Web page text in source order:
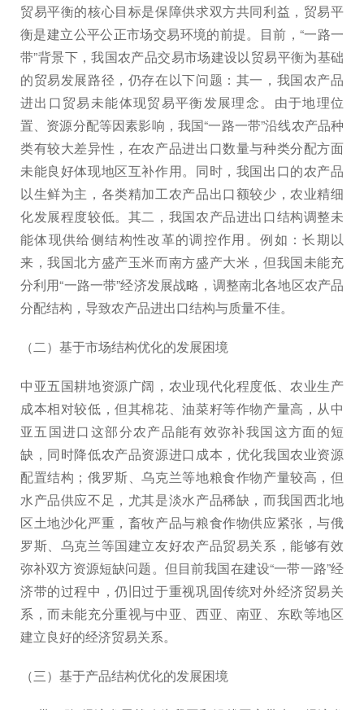
贸易平衡的核心目标是保障供求双方共同利益，贸易平
衡是建立公平公正市场交易环境的前提。目前，“一路一
带”背景下，我国农产品交易市场建设以贸易平衡为基础
的贸易发展路径，仍存在以下问题：其一，我国农产品
进出口贸易未能体现贸易平衡发展理念。由于地理位
置、资源分配等因素影响，我国“一路一带”沿线农产品种
类有较大差异性，在农产品进出口数量与种类分配方面
未能良好体现地区互补作用。同时，我国出口的农产品
以生鲜为主，各类精加工农产品出口额较少，农业精细
化发展程度较低。其二，我国农产品进出口结构调整未
能体现供给侧结构性改革的调控作用。例如：长期以
来，我国北方盛产玉米而南方盛产大米，但我国未能充
分利用“一路一带”经济发展战略，调整南北各地区农产品
分配结构，导致农产品进出口结构与质量不佳。
（二）基于市场结构优化的发展困境
中亚五国耕地资源广阔，农业现代化程度低、农业生产
成本相对较低，但其棉花、油菜籽等作物产量高，从中
亚五国进口这部分农产品能有效弥补我国这方面的短
缺，同时降低农产品资源进口成本，优化我国农业资源
配置结构；俄罗斯、乌克兰等地粮食作物产量较高，但
水产品供应不足，尤其是淡水产品稀缺，而我国西北地
区土地沙化严重，畜牧产品与粮食作物供应紧张，与俄
罗斯、乌克兰等国建立友好农产品贸易关系，能够有效
弥补双方资源短缺问题。但目前我国在建设“一带一路”经
济带的过程中，仍旧过于重视巩固传统对外经济贸易关
系，而未能充分重视与中亚、西亚、南亚、东欧等地区
建立良好的经济贸易关系。
（三）基于产品结构优化的发展困境